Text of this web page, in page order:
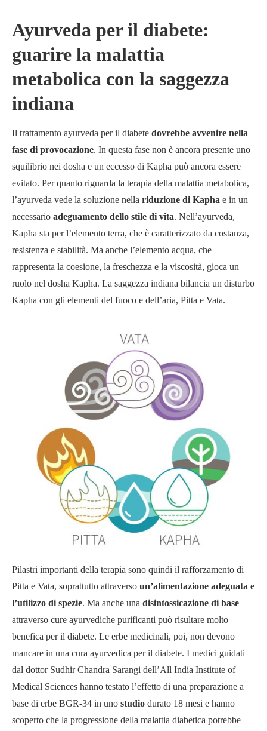
Ayurveda per il diabete:
guarire la malattia
metabolica con la saggezza
indiana
Il trattamento ayurveda per il diabete dovrebbe avvenire nella
fase di provocazione. In questa fase non è ancora presente uno
squilibrio nei dosha e un eccesso di Kapha può ancora essere
evitato. Per quanto riguarda la terapia della malattia metabolica,
l’ayurveda vede la soluzione nella riduzione di Kapha e in un
necessario adeguamento dello stile di vita. Nell’ayurveda,
Kapha sta per l’elemento terra, che è caratterizzato da costanza,
resistenza e stabilità. Ma anche l’elemento acqua, che
rappresenta la coesione, la freschezza e la viscosità, gioca un
ruolo nel dosha Kapha. La saggezza indiana bilancia un disturbo
Kapha con gli elementi del fuoco e dell’aria, Pitta e Vata.
Pilastri importanti della terapia sono quindi il rafforzamento di
Pitta e Vata, soprattutto attraverso un’alimentazione adeguata e
l’utilizzo di spezie. Ma anche una disintossicazione di base
attraverso cure ayurvediche purificanti può risultare molto
benefica per il diabete. Le erbe medicinali, poi, non devono
mancare in una cura ayurvedica per il diabete. I medici guidati
dal dottor Sudhir Chandra Sarangi dell’All India Institute of
Medical Sciences hanno testato l’effetto di una preparazione a
base di erbe BGR-34 in uno studio durato 18 mesi e hanno
scoperto che la progressione della malattia diabetica potrebbe